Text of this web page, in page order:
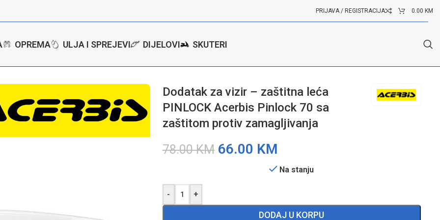
PRIJAVA / REGISTRACIJA 0.00 KM
OPREMA ULJA I SPREJEVI DIJELOVI SKUTERI
Dodatak za vizir – zaštitna leća
PINLOCK Acerbis Pinlock 70 sa
zaštitom protiv zamagljivanja
78.00KM 66.00 KM
Na stanju
- +
DODAJ U KORPU